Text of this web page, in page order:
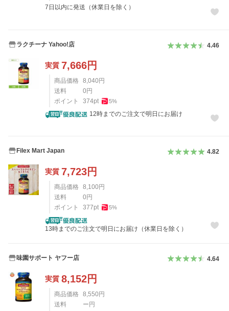
7日以内に発送（休業日を除く）
ラクチーナ Yahoo!店 4.46
実質 7,666円
商品価格 8,040 円
送料
0 円
ポイント
374pt 5%
12時までのご注文で明日にお届け
Filex Mart Japan 4.82
実質 7,723円
商品価格 8,100 円
送料
0 円
ポイント
377pt 5%
13時までのご注文で明日にお届け（休業日を除く）
味園サポート ヤフー店 4.64
実質 8,152円
商品価格 8,550円
送料
ー円